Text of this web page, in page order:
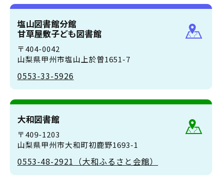
塩山図書館分館
甘草屋敷子ども図書館
〒404-0042
山梨県甲州市塩山上於曽1651-7
0553-33-5926
大和図書館
〒409-1203
山梨県甲州市大和町初鹿野1693-1
0553-48-2921（大和ふるさと会館）